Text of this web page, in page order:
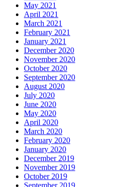
May 2021
April 2021
March 2021
February 2021
January 2021
December 2020
November 2020
October 2020
September 2020
August 2020
July 2020
June 2020
May 2020
April 2020
March 2020
February 2020
January 2020
December 2019
November 2019
October 2019
September 2019